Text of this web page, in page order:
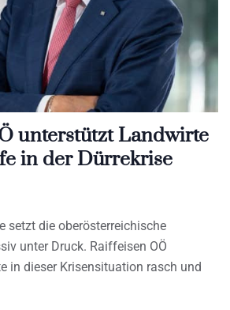
unterstützt Landwirte
in der Dürrekrise
setzt die oberösterreichische
unter Druck. Raiffeisen OÖ
in dieser Krisensituation rasch und